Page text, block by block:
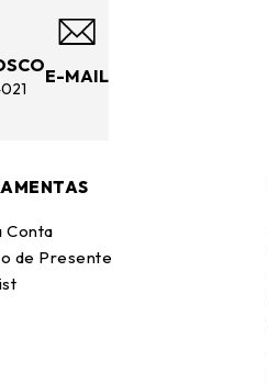
E-MAIL
Conta
de Presente